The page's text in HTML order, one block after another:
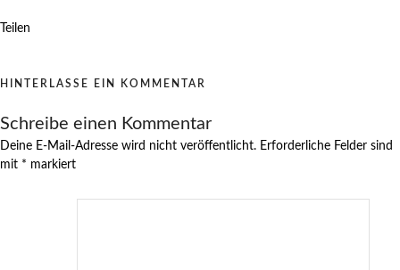
Teilen
HINTERLASSE EIN KOMMENTAR
Schreibe einen Kommentar
Deine E-Mail-Adresse wird nicht veröffentlicht. Erforderliche Felder sind
mit * markiert